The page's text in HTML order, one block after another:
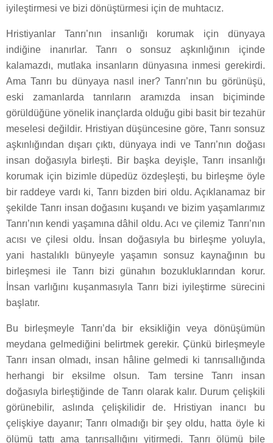
iyileştirmesi ve bizi dönüştürmesi için de muhtacız.
Hristiyanlar Tanrı’nın insanlığı korumak için dünyaya
indiğine inanırlar. Tanrı o sonsuz aşkınlığının içinde
kalamazdı, mutlaka insanların dünyasına inmesi gerekirdi.
Ama Tanrı bu dünyaya nasıl iner? Tanrı’nın bu görünüşü,
eski zamanlarda tanrıların aramızda insan biçiminde
görüldüğüne yönelik inançlarda olduğu gibi basit bir tezahür
meselesi değildir. Hristiyan düşüncesine göre, Tanrı sonsuz
aşkınlığından dışarı çıktı, dünyaya indi ve Tanrı’nın doğası
insan doğasıyla birleşti. Bir başka deyişle, Tanrı insanlığı
korumak için bizimle düpedüz özdeşleşti, bu birleşme öyle
bir raddeye vardı ki, Tanrı bizden biri oldu. Açıklanamaz bir
şekilde Tanrı insan doğasını kuşandı ve bizim yaşamlarımız
Tanrı’nın kendi yaşamına dâhil oldu. Acı ve çilemiz Tanrı’nın
acısı ve çilesi oldu. İnsan doğasıyla bu birleşme yoluyla,
yani hastalıklı bünyeyle yaşamın sonsuz kaynağının bu
birleşmesi ile Tanrı bizi günahın bozukluklarından korur.
İnsan varlığını kuşanmasıyla Tanrı bizi iyileştirme sürecini
başlatır.
Bu birleşmeyle Tanrı’da bir eksikliğin veya dönüşümün
meydana gelmediğini belirtmek gerekir. Çünkü birleşmeyle
Tanrı insan olmadı, insan hâline gelmedi ki tanrısallığında
herhangi bir eksilme olsun. Tam tersine Tanrı insan
doğasıyla birleştiğinde de Tanrı olarak kalır. Durum çelişkili
görünebilir, aslında çelişkilidir de. Hristiyan inancı bu
çelişkiye dayanır; Tanrı olmadığı bir şey oldu, hatta öyle ki
ölümü tattı ama tanrısallığını yitirmedi. Tanrı ölümü bile